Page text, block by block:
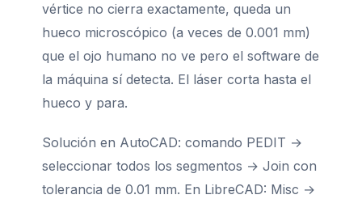
vértice no cierra exactamente, queda un
hueco microscópico (a veces de 0.001 mm)
que el ojo humano no ve pero el software de
la máquina sí detecta. El láser corta hasta el
hueco y para.
Solución en AutoCAD: comando PEDIT →
seleccionar todos los segmentos → Join con
tolerancia de 0.01 mm. En LibreCAD: Misc →